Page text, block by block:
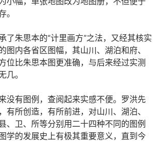
。
了朱思本的“计里画方”之法，又经其核实
图内各省区图幅，其山川、湖泊和府、
位比朱思本图更准确，与后来经过实测
几。
没有图例，查阅起来实感不便。罗洪先
有所创造，有所前进，对山川、湖泊、
、卫、所等分别用二十四种不同的图例
学的发展史上有极其重要意义，直到今